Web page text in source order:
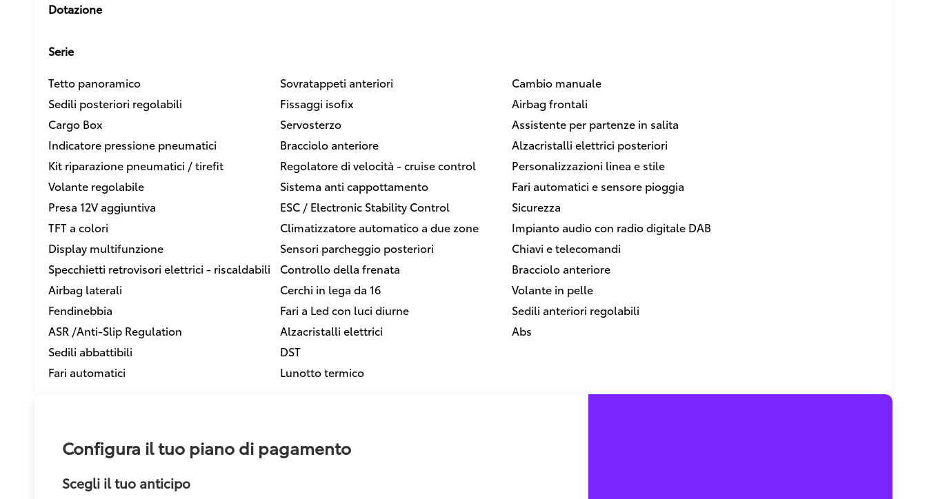
Dotazione
Serie
Tetto panoramico
Sedili posteriori regolabili
Cargo Box
Indicatore pressione pneumatici
Kit riparazione pneumatici / tirefit
Volante regolabile
Presa 12V aggiuntiva
TFT a colori
Display multifunzione
Specchietti retrovisori elettrici - riscaldabili
Airbag laterali
Fendinebbia
ASR /Anti-Slip Regulation
Sedili abbattibili
Fari automatici
Sovratappeti anteriori
Fissaggi isofix
Servosterzo
Bracciolo anteriore
Regolatore di velocità - cruise control
Sistema anti cappottamento
ESC / Electronic Stability Control
Climatizzatore automatico a due zone
Sensori parcheggio posteriori
Controllo della frenata
Cerchi in lega da 16
Fari a Led con luci diurne
Alzacristalli elettrici
DST
Lunotto termico
Cambio manuale
Airbag frontali
Assistente per partenze in salita
Alzacristalli elettrici posteriori
Personalizzazioni linea e stile
Fari automatici e sensore pioggia
Sicurezza
Impianto audio con radio digitale DAB
Chiavi e telecomandi
Bracciolo anteriore
Volante in pelle
Sedili anteriori regolabili
Abs
Configura il tuo piano di pagamento
Scegli il tuo anticipo